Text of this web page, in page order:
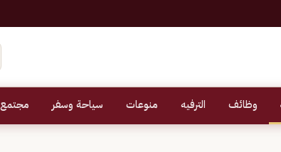
وظائف الترفيه منوعات سياحة وسفر مجتمع